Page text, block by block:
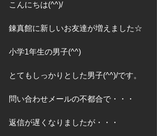
こんにちは(^^)/
錬真館に新しいお友達が増えました☆
小学1年生の男子(^^)
とてもしっかりとした男子(^^)/です。
問い合わせメールの不都合で・・・
返信が遅くなりましたが・・・